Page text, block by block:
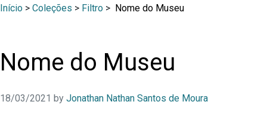
Início > Coleções > Filtro > Nome do Museu
Nome do Museu
18/03/2021 by Jonathan Nathan Santos de Moura